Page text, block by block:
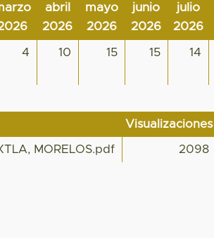
abril
2026
mayo
2026
junio
2026
julio
2026
4 10 15 15 14
Visualizaciones
MORELOS.pdf 2098